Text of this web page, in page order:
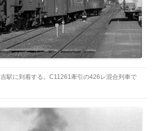
駅に到着する。C11261牽引の426レ混合列車で